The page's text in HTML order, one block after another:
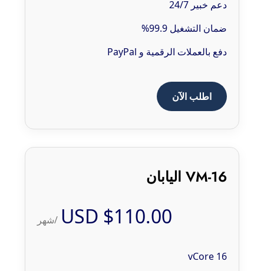
دعم خبير 24/7
ضمان التشغيل 99.9%
دفع بالعملات الرقمية و PayPal
اطلب الآن
VM-16 اليابان
$110.00 USD /شهر
16 vCore